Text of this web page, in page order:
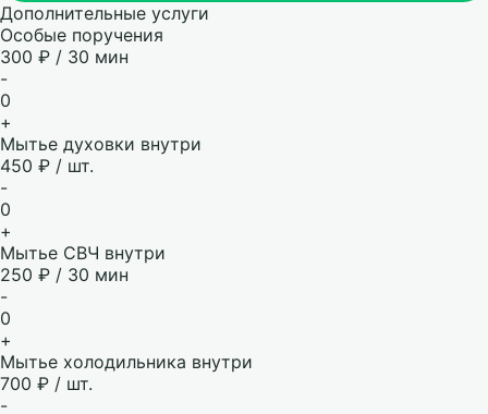
Дополнительные услуги
Особые поручения
300 ₽ / 30 мин
-
0
+
Мытье духовки внутри
450 ₽ / шт.
-
0
+
Мытье СВЧ внутри
250 ₽ / 30 мин
-
0
+
Мытье холодильника внутри
700 ₽ / шт.
-